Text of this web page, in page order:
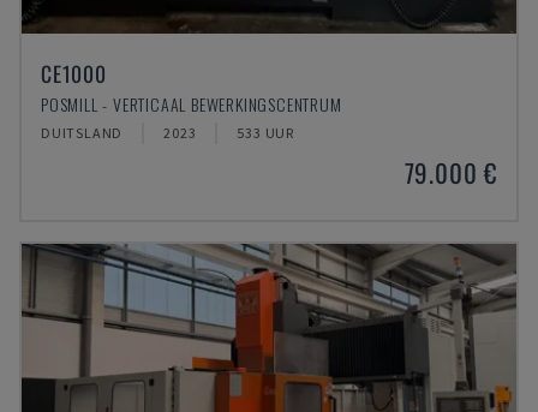
CE1000
POSMILL - VERTICAAL BEWERKINGSCENTRUM
DUITSLAND 2023 533 UUR
79.000 €